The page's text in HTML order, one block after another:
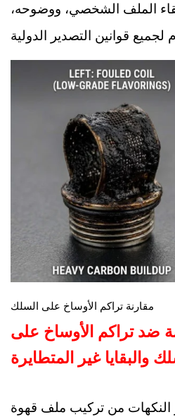
الملف الشخصي، ووضوحه،
مقارنة تراكم الأوساخ على السلك
ضد تراكم الأوساخ على
والبقايا غير المتطايرة
النكهات من تركيب ملف قهوة